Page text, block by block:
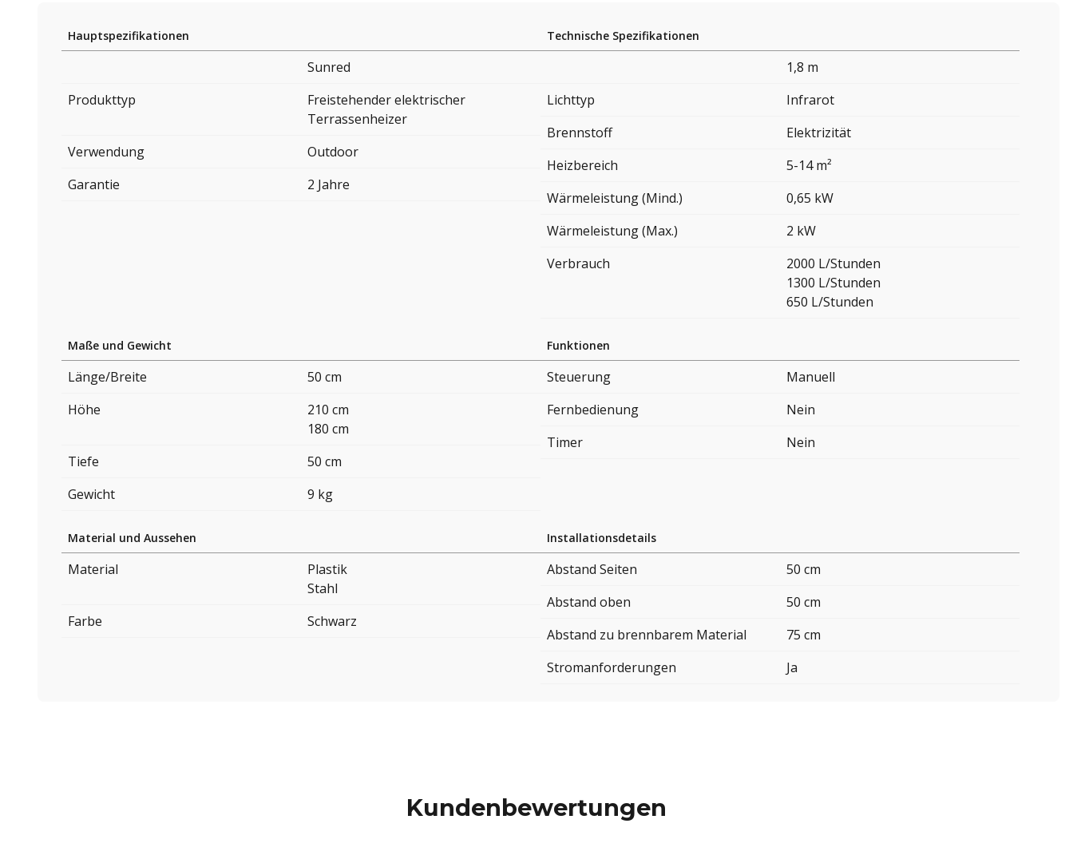
Hauptspezifikationen
Sunred
Produkttyp
Freistehender elektrischer
Terrassenheizer
Verwendung
Outdoor
Garantie
2 Jahre
Technische Spezifikationen
1,8 m
Lichttyp
Infrarot
Brennstoff
Elektrizität
Heizbereich
5-14 m²
Wärmeleistung (Mind.)
0,65 kW
Wärmeleistung (Max.)
2 kW
Verbrauch
2000 L/Stunden
1300 L/Stunden
650 L/Stunden
Maße und Gewicht
Länge/Breite
50 cm
Höhe
210 cm
180 cm
Tiefe
50 cm
Gewicht
9 kg
Funktionen
Steuerung
Manuell
Fernbedienung
Nein
Timer
Nein
Material und Aussehen
Material
Plastik
Stahl
Farbe
Schwarz
Installationsdetails
Abstand Seiten
50 cm
Abstand oben
50 cm
Abstand zu brennbarem Material
75 cm
Stromanforderungen
Ja
Kundenbewertungen